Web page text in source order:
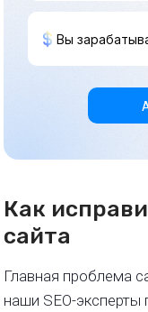
Вы
Как
сайта
Главная проблема
наши SEO-эксперты